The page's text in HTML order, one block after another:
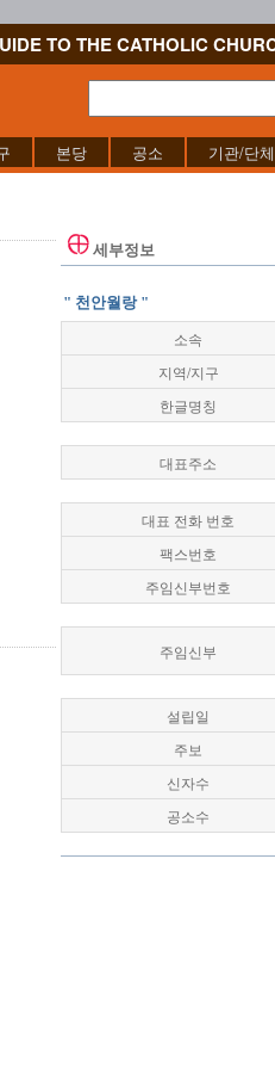
TO THE CATHOLIC
본당 공소 기관/단체
세부정보
" 천안월랑 "
소속
지역/지구
한글명칭
대표주소
대표 전화 번호
팩스번호
주임신부번호
주임신부
설립일
주보
신자수
공소수